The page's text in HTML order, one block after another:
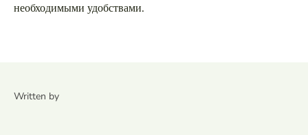
необходимыми удобствами.
Written by